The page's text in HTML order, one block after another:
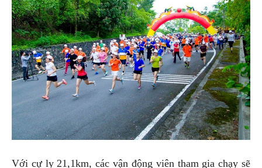
Với cự ly 21,1km, các vận động viên tham gia chạy sẽ